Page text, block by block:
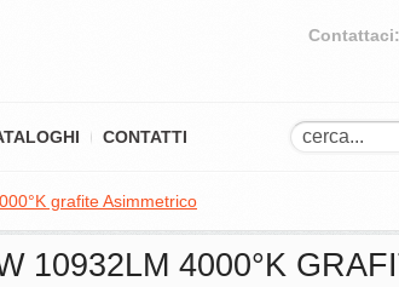
Contattaci:
CONTATTI
grafite Asimmetrico
10932LM 4000°K